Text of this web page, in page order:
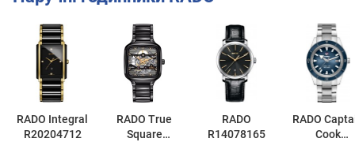
RADO Integral
R20204712
RADO True
Square
RADO
R14078165
RADO
Cook